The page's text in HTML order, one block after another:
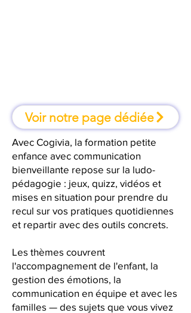
Voir notre page dédiée
Avec Cogivia, la formation petite
enfance avec communication
bienveillante repose sur la ludo-
pédagogie : jeux, quizz, vidéos et
mises en situation pour prendre du
recul sur vos pratiques quotidiennes
et repartir avec des outils concrets.
Les thèmes couvrent
l'accompagnement de l'enfant, la
gestion des émotions, la
communication en équipe et avec les
familles — des sujets que vous vivez